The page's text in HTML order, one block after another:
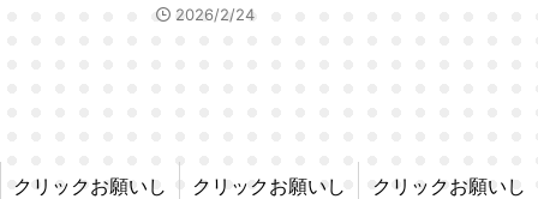
2026/2/24
クリックお願いし
クリックお願いし
クリックお願いし